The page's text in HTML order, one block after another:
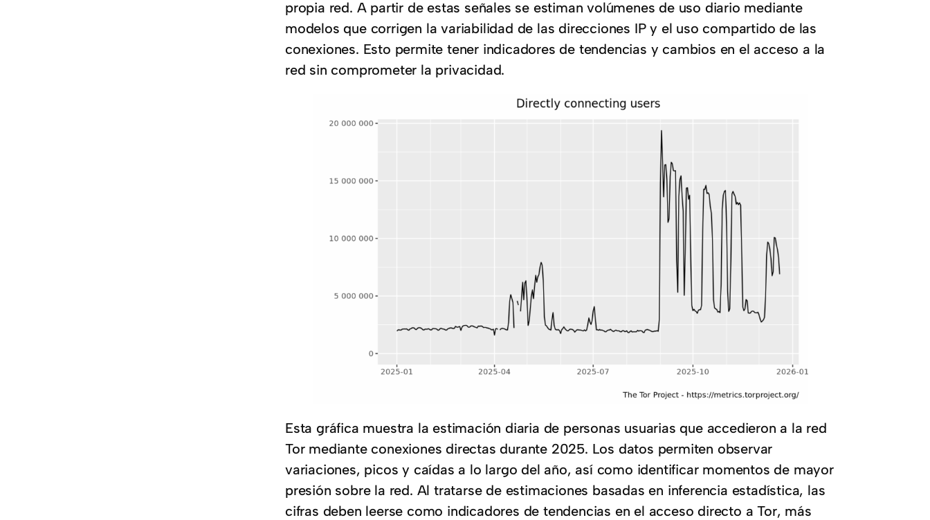
propia red. A partir de estas señales se estiman volúmenes de uso diario mediante
modelos que corrigen la variabilidad de las direcciones IP y el uso compartido de las
conexiones. Esto permite tener indicadores de tendencias y cambios en el acceso a la
red sin comprometer la privacidad.
Esta gráfica muestra la estimación diaria de personas usuarias que accedieron a la red
Tor mediante conexiones directas durante 2025. Los datos permiten observar
variaciones, picos y caídas a lo largo del año, así como identificar momentos de mayor
presión sobre la red. Al tratarse de estimaciones basadas en inferencia estadística, las
cifras deben leerse como indicadores de tendencias en el acceso directo a Tor, más